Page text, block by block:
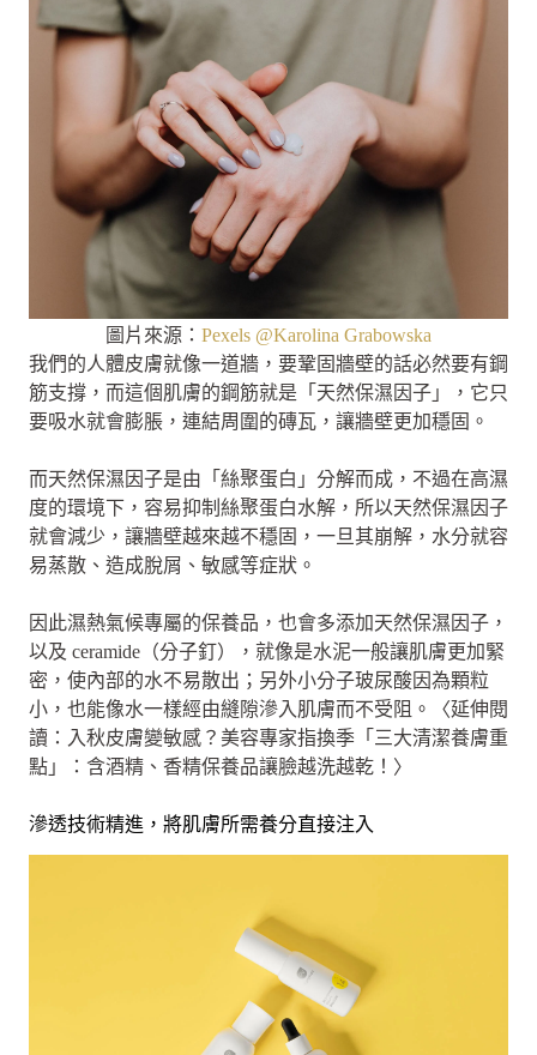
圖片來源： Pexels @Karolina Grabowska
我們的人體皮膚就像一道牆，要鞏固牆壁的話必然要有鋼
筋支撐，而這個肌膚的鋼筋就是「天然保濕因子」，它只
要吸水就會膨脹，連結周圍的磚瓦，讓牆壁更加穩固。
而天然保濕因子是由「絲聚蛋白」分解而成，不過在高濕
度的環境下，容易抑制絲聚蛋白水解，所以天然保濕因子
就會減少，讓牆壁越來越不穩固，一旦其崩解，水分就容
易蒸散、造成脫屑、敏感等症狀。
因此濕熱氣候專屬的保養品，也會多添加天然保濕因子，
以及 ceramide（分子釘），就像是水泥一般讓肌膚更加緊
密，使內部的水不易散出；另外小分子玻尿酸因為顆粒
小，也能像水一樣經由縫隙滲入肌膚而不受阻。〈延伸閱
讀：入秋皮膚變敏感？美容專家指換季「三大清潔養膚重
點」：含酒精、香精保養品讓臉越洗越乾！〉
滲透技術精進，將肌膚所需養分直接注入